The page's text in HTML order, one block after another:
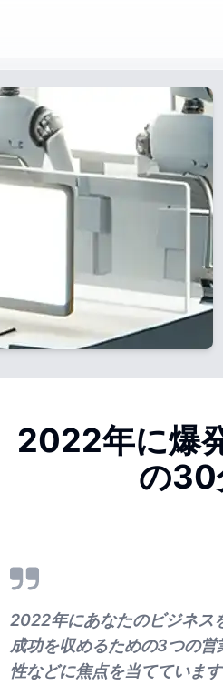
2022年に爆
の30
2022年にあなたのビジネス
成功を収めるための3つの
性などに焦点を当てています